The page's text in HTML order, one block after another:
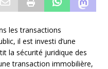
les transactions
il est investi d’une
la sécurité juridique des
transaction immobilière,